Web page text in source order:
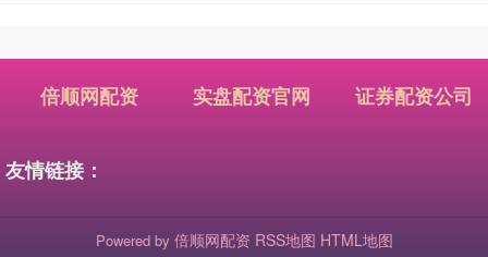
倍顺网配资 实盘配资官网 证券配资公司
友情链接：
Powered by 倍顺网配资 RSS地图 HTML地图